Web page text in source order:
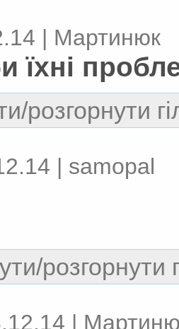
| Мартинюк
їхні
розгорнути
| samopal
розгорнути
|